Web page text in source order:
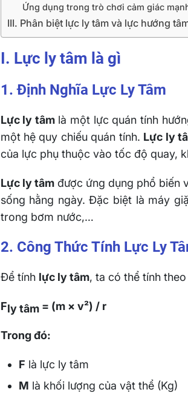
Ứng dụng trong trò chơi cảm giác
III. Phân biệt lực ly tâm và lực hướng
I. Lực ly tâm là gì
1. Định Nghĩa Lực Ly Tâm
Lực ly tâmlà một lực quán tính
một hệ quy chiếu quán tính. Lực ly
của lực phụ thuộc vào tốc độ quay,
Lực ly tâmđược ứng dụng phổ biến
sống hằng ngày. Đặc biệt là máy
trong bơm nước,…
2. Công Thức Tính Lực Ly
Để tính lực ly tâm, ta có thể tính
Fly tâm= (m × v²) / r
Trong đó:
F là lực ly tâm
M là khối lượng của vật thể (Kg)